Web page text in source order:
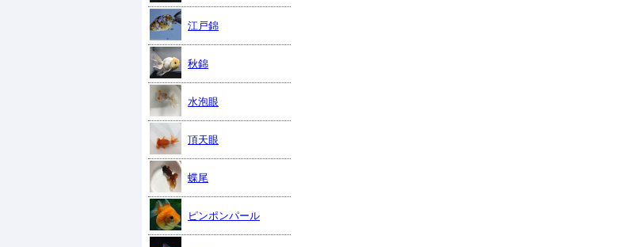
江戸錦
秋錦
水泡眼
頂天眼
蝶尾
ピンポンパール